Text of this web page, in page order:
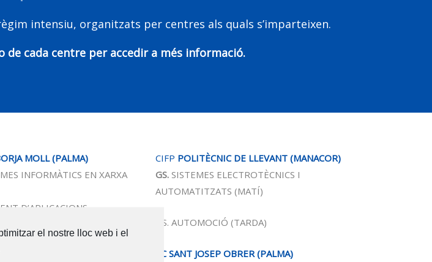
intensiu, organitzats per centres als quals s’imparteixen.
cada centre per accedir a més informació.
MOLL (PALMA)
INFORMÀTICS EN XARXA
D’APLICACIONS
CIFP POLITÈCNIC DE LLEVANT (MANACOR)
GS.SISTEMES ELECTROTÈCNICS I
AUTOMATITZATS (MATÍ)
GS. AUTOMOCIÓ (TARDA)
CC SANT JOSEP OBRER (PALMA)
el nostre lloc web i el